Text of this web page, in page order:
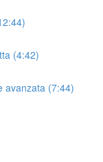
(4:42)
avanzata (7:44)